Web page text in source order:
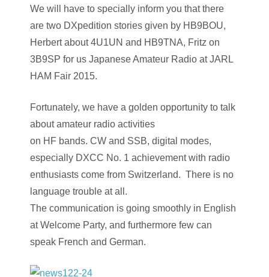
We will have to specially inform you that there
are two DXpedition stories given by HB9BOU,
Herbert about 4U1UN and HB9TNA, Fritz on
3B9SP for us Japanese Amateur Radio at JARL
HAM Fair 2015.
Fortunately, we have a golden opportunity to talk
about amateur radio activities
on HF bands. CW and SSB, digital modes,
especially DXCC No. 1 achievement with radio
enthusiasts come from Switzerland. There is no
language trouble at all.
The communication is going smoothly in English
at Welcome Party, and furthermore few can
speak French and German.